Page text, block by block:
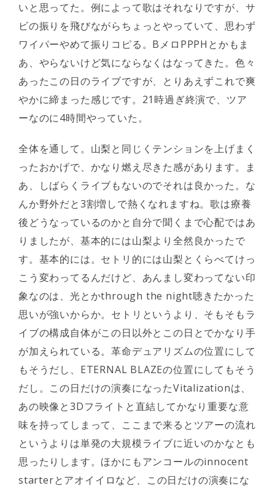
いと思ってた。例によって歌はそれなりですが、サ
ビの振りを飛びながらちょっとやっていて、思わず
ワイパーやめて振りコピる。BメロPPPHとかもま
あ、やらないけど気にならなくはなってきた。色々
あったこの日のライブですが、とりあえずこれで爽
やかに締まった感じです。21時過ぎ終演で、ツア
ーなのに4時間やっていた。
全体を通して。山梨と同じくテンションを上げまく
ったおかげで、かなり燃え尽きた感があります。ま
あ、しばらくライブもないのでそれは良かった。な
んか野外だと3割増しで熱くなれますね。歌は療養
後どうなっているのかと自分で聞くまで心配ではあ
りましたが、基本的には山梨より全然良かったで
す。基本的には。セトリ的には山梨とくらべてけっ
こう変わってるんだけど、あんまし変わってない印
象なのは、光とかthrough the night聴きたかった
思いが強いからか。セトリというより、そもそもラ
イブの構成自体がこの日以外とこの日とでかなり手
が加えられている。革命デュアリズムの位置にして
もそうだし、ETERNAL BLAZEの位置にしてもそう
だし。この日だけの演奏になったVitalizationは、
あの映像と3Dフライトと直結してかなり重要な意
味を持ってしまって、ここまで来るとツアーの流れ
というよりは単発の大規模ライブに近いのかなとも
思ったりします。ほかにもアンコールのinnocent
starterとアオイイロなど、この日だけの演奏にな